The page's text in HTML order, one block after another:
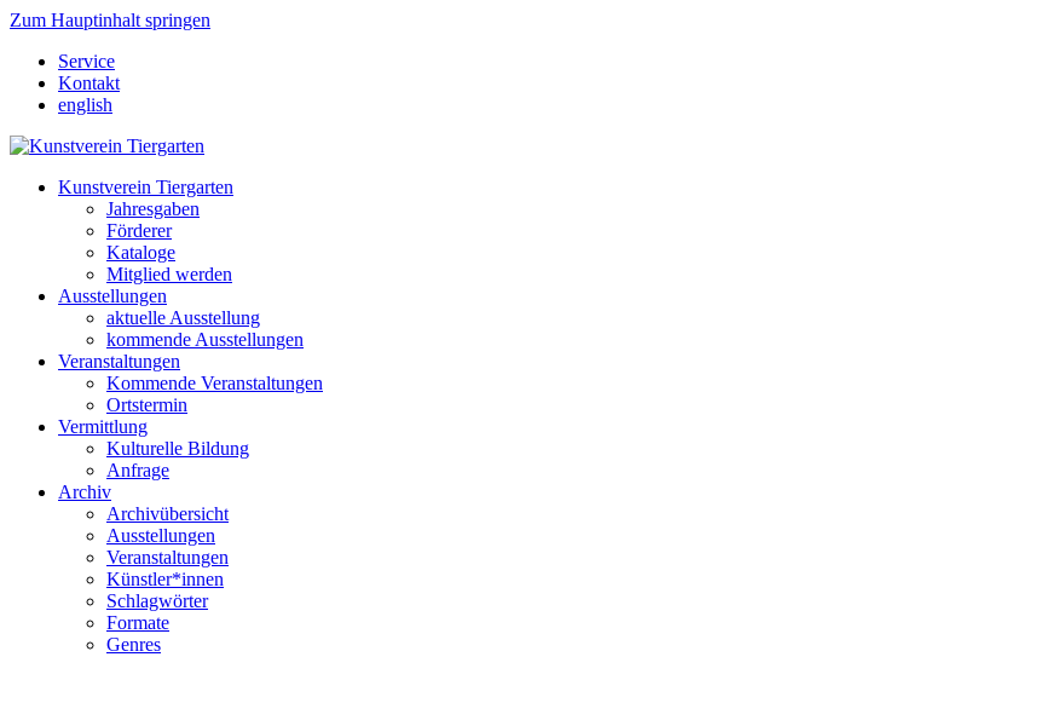
Zum Hauptinhalt springen
Service
Kontakt
english
Kunstverein Tiergarten
Jahresgaben
Förderer
Kataloge
Mitglied werden
Ausstellungen
aktuelle Ausstellung
kommende Ausstellungen
Veranstaltungen
Kommende Veranstaltungen
Ortstermin
Vermittlung
Kulturelle Bildung
Anfrage
Archiv
Archivübersicht
Ausstellungen
Veranstaltungen
Künstler*innen
Schlagwörter
Formate
Genres